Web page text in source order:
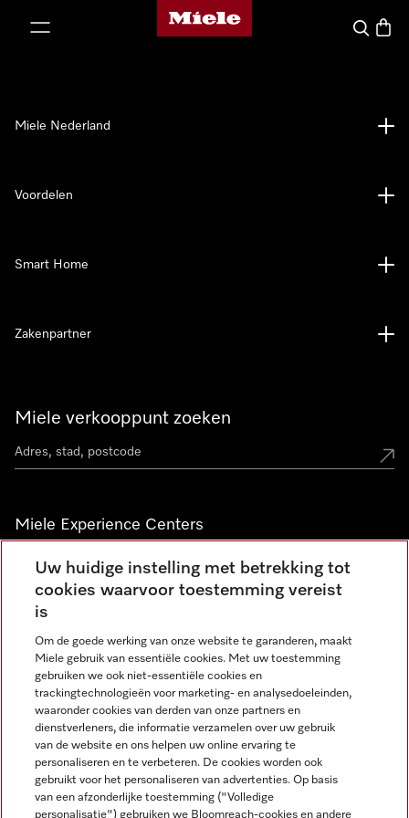
Homepage van Miele
Wat zoek
Miele verkooppunt zoeken
Miele Experience Centers
Vind jouw Miele Experience Center
Nieuwsbrief
Miele Nederland
Voordelen
Smart Home
Zakenpartner
Miele op Instagram
Miele op Facebook
Miele op Youtube
Uw huidige instelling met betrekking tot
cookies waarvoor toestemming vereist
is
Om de goede werking van onze website te garanderen, maakt
Miele gebruik van essentiële cookies. Met uw toestemming
gebruiken we ook niet-essentiële cookies en
trackingtechnologieën voor marketing- en analysedoeleinden,
waaronder cookies van derden van onze partners en
dienstverleners, die informatie verzamelen over uw gebruik
van de website en ons helpen uw online ervaring te
personaliseren en te verbeteren. De cookies worden ook
gebruikt voor het personaliseren van advertenties. Op basis
van een afzonderlijke toestemming ("Volledige
personalisatie") gebruiken we Bloomreach-cookies en andere